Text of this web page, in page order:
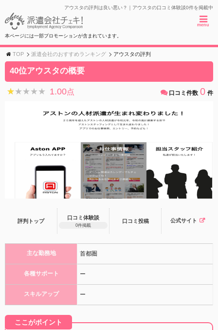
アウスタの評判は良い悪い？｜アウスタの口コミ体験談0件を掲載中
menu
本ページには一部プロモーションが含まれています。
TOP 派遣会社のおすすめランキング アウスタの評判
40位アウスタの概要
★★★★★
★★★★★ 1.00点 口コミ件数 0 件
評判トップ
口コミ体験談
0件掲載
口コミ 投稿 公式サイト
主な勤務地 首都圏
各種サポート ー
スキルアップ ー
ここがポイント